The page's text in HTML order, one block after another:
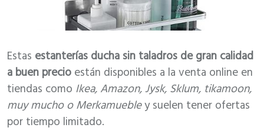
Estas estanterías ducha sin taladros de gran calidad
a buen precio están disponibles a la venta online en
tiendas como Ikea, Amazon, Jysk, Sklum, tikamoon,
muy mucho o Merkamuebley suelen tener ofertas
por tiempo limitado.